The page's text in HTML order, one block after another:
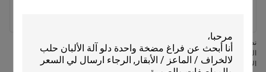
عداد تدفق الحليب نظام صالون حليب
العظام الرمادية نظام حليب الحليب
المحمول المعتمد من قبل FDA
نظام حلب الأبقار بنظام عداد الحليب
المتدفق بنظام شيفرون مع مزيل الأكواب
الأوتوماتيكي وعداد حليب وايكاتو للأبقار